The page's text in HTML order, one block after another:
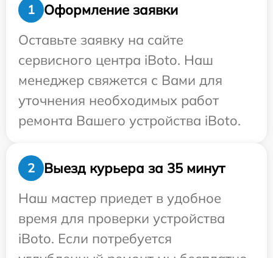
1
Оформление заявки
Оставьте заявку на сайте
сервисного центра iBoto. Наш
менеджер свяжется с Вами для
уточнения необходимых работ
ремонта Вашего устройства iBoto.
2
Выезд курьера за 35 минут
Наш мастер приедет в удобное
время для проверки устройства
iBoto. Если потребуется